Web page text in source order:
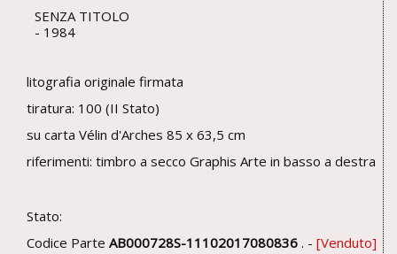
SENZA TITOLO
1984
litografia originale firmata
tiratura: 100 (II Stato)
su carta Vélin d'Arches 85 x 63,5 cm
riferimenti: timbro a secco Graphis Arte in basso a destra
Stato:
Codice Parte AB000728S-11102017080836 . - Venduto